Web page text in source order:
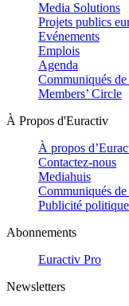
Media Solutions
Projets publics
Evénements
Emplois
Agenda
Communiqués de
Members’ Circle
À Propos d'Euractiv
À propos
Contactez-nous
Mediahuis
Communiqués de
Publicité politique
Abonnements
Euractiv Pro
Newsletters